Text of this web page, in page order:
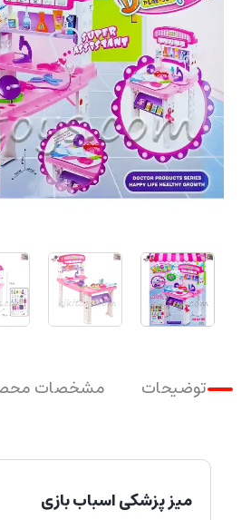
توضیحات مشخصات
میز پزشکی اسباب بازی